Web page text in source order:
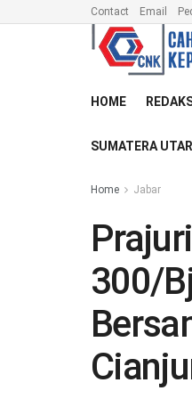
Contact Email
HOME
SUMATERA
Home Jabar
300/